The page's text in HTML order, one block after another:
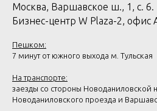
Москва, Варшавское ш., 1, с. 6.
Бизнес-центр W Plaza-2, офис
Пешком:
7 минут от южного выхода м. Тульская
На транспорте:
заезды со стороны Новоданиловской
Новоданиловского проезда и